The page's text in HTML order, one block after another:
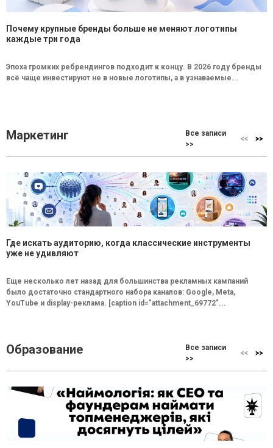
Почему крупные бренды больше не меняют логотипы
каждые три года
Эпоха громких ребрендингов подходит к концу. В 2026 году бренды
всё чаще инвестируют не в новые логотипы, а в узнаваемые...
Маркетинг
Все записи
>>
Где искать аудиторию, когда классические инструменты
уже не удивляют
Еще несколько лет назад для большинства рекламных кампаний
было достаточно стандартного набора каналов: Google, Meta,
YouTube и display-реклама. [caption id="attachment_69772"...
Образование
Все записи
>>